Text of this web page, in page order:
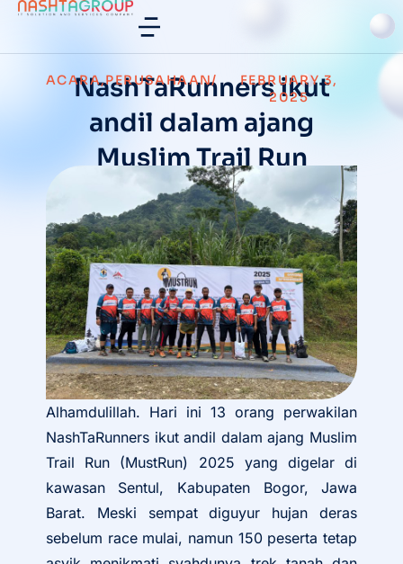
ACARA,PERUSAHAAN/
FEBRUARY 3,
2025
NashTaRunners ikut
andil dalam ajang
Muslim Trail Run
(MustRun) 2025.
Alhamdulillah. Hari ini 13 orang perwakilan
NashTaRunners ikut andil dalam ajang Muslim
Trail Run (MustRun) 2025 yang digelar di
kawasan Sentul, Kabupaten Bogor, Jawa
Barat. Meski sempat diguyur hujan deras
sebelum race mulai, namun 150 peserta tetap